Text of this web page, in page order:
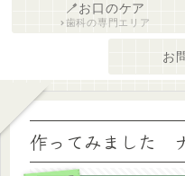
🪥お口のケア
歯科の専門エリア
お
作ってみました